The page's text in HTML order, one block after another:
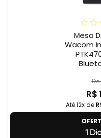
Mesa
Wacom
De
R$
Até 12x de
1